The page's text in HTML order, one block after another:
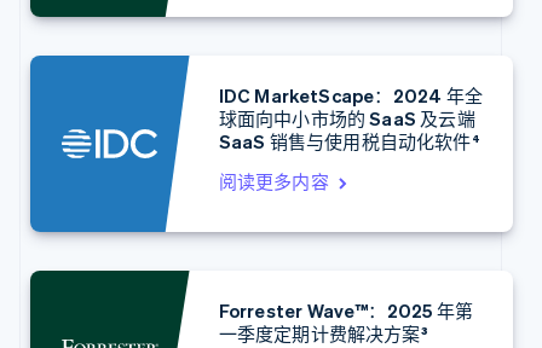
IDC MarketScape：2024 年全
球面向中小市场的 SaaS 及云端
SaaS 销售与使用税自动化软件⁴
阅读更多内容
Forrester Wave™：2025 年第
一季度定期计费解决方案³
德国
法国
English
EnglishSvenska
English
EnglishFrançais
捷克
Italiano